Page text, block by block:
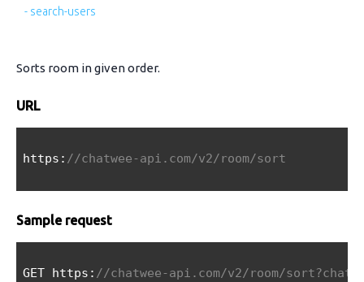
- search-users
Sorts room in given order.
URL
https: //chatwee-api.com/v2/room/sort
Sample request
GET https: //chatwee-api.com/v2/room/